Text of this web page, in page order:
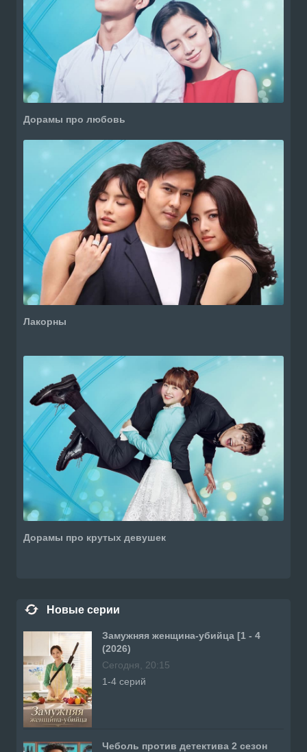
Дорамы про любовь
Лакорны
Дорамы про крутых девушек
Новые серии
Замужняя женщина-убийца [1 - 4
(2026)
Сегодня, 20:15
1-4 серий
Чеболь против детектива 2 сезон